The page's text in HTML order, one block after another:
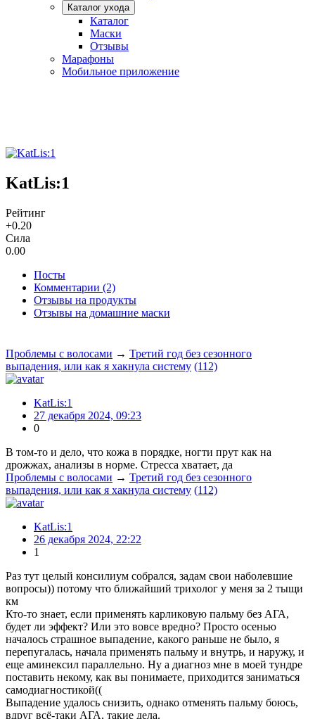
Каталог ухода
Каталог
Маски
Отзывы
Марафоны
Мобильное приложение
KatLis:1
Рейтинг
+0.20
Сила
0.00
Посты
Комментарии (2)
Отзывы на продукты
Отзывы на домашние маски
Проблемы с волосами → Третий год без сезонного
выпадения, или как я хакнула систему (112)
KatLis:1
27 декабря 2024, 09:23
0
В том-то и дело, что кожа в порядке, ногти прут как на
дрожжах, анализы в норме. Стресса хватает, да
Проблемы с волосами → Третий год без сезонного
выпадения, или как я хакнула систему (112)
KatLis:1
26 декабря 2024, 22:22
1
Раз тут целый консилиум собрался, задам свои наболевшие
вопросы)) потому что ближайший трихолог у меня за 2 тыщи
км
Кто-то знает, если применять карликовую пальму без АГА,
будет ли эффект? Или это вовсе вредно? Просто осенью
началось страшное выпадение, какого раньше не было, я
перепугалась, начала применять пальму и внутрь, и наружу, и
еще аминексил параллельно. Ну а диагноз мне в моей тундре
поставить некому, как вы понимаете, приходится заниматься
самодиагностикой((
Выпадение удалось снизить, однако отменять пальму боюсь,
вдруг всё-таки АГА, такие дела.